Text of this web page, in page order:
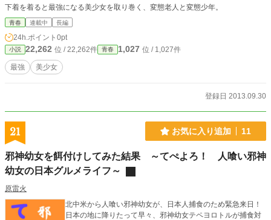
下着を着ると最強になる美少女を取り巻く、変態老人と変態少年。
青春 連載中 長編
24h.ポイント 0pt
小説 22,262 位 / 22,262件 青春 1,027 位 / 1,027件
最強 美少女
登録日 2013.09.30
21 お気に入り追加 11
邪神幼女を餌付けしてみた結果 ～てぺよろ！ 人喰い邪神
幼女の日本グルメライフ～
原雷火
北中米から人喰い邪神幼女が、日本人捕食のため緊急来日！
日本の地に降りたって早々、邪神幼女テペヨロトルが捕食対